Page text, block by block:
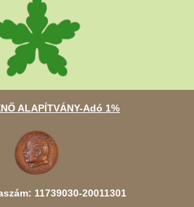
ALAPÍTVÁNY-Adó 1%
11739030-20011301